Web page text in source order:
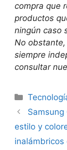
compra que
productos
ningún caso
No
siempre
consultar
Samsung
estilo y
inalámbricos